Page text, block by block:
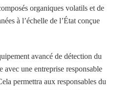
organiques volatils et de
à l’échelle de l’État conçue
avancé de détection du
une entreprise responsable
permettra aux responsables du